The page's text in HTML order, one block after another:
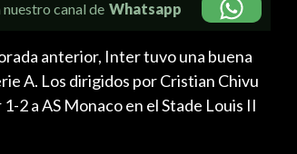
canal de Whatsapp
anterior, Inter tuvo una buena
A. Los dirigidos por Cristian Chivu
2 a AS Monaco en el Stade Louis II